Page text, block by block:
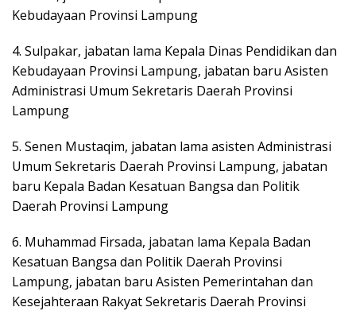
Kebudayaan Provinsi Lampung
4. Sulpakar, jabatan lama Kepala Dinas Pendidikan dan
Kebudayaan Provinsi Lampung, jabatan baru Asisten
Administrasi Umum Sekretaris Daerah Provinsi
Lampung
5. Senen Mustaqim, jabatan lama asisten Administrasi
Umum Sekretaris Daerah Provinsi Lampung, jabatan
baru Kepala Badan Kesatuan Bangsa dan Politik
Daerah Provinsi Lampung
6. Muhammad Firsada, jabatan lama Kepala Badan
Kesatuan Bangsa dan Politik Daerah Provinsi
Lampung, jabatan baru Asisten Pemerintahan dan
Kesejahteraan Rakyat Sekretaris Daerah Provinsi